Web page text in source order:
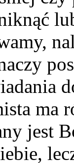
ma
jest